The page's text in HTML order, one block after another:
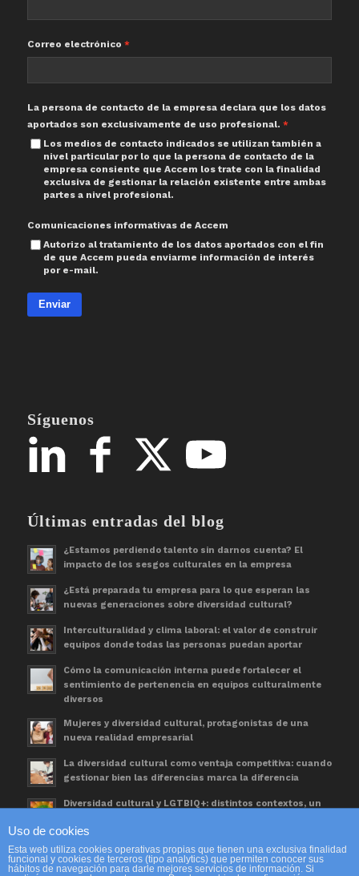
Correo electrónico
La persona de contacto de la empresa declara que los datos
aportados son exclusivamente de uso profesional.
Los medios de contacto indicados se utilizan también a
nivel particular por lo que la persona de contacto de la
empresa consiente que Accem los trate con la finalidad
exclusiva de gestionar la relación existente entre ambas
partes a nivel profesional.
Comunicaciones informativas de Accem
Autorizo al tratamiento de los datos aportados con el fin
de que Accem pueda enviarme información de interés
por e-mail.
Enviar
Síguenos
Últimas entradas del blog
¿Estamos perdiendo talento sin darnos cuenta? El
impacto de los sesgos culturales en la empresa
¿Está preparada tu empresa para lo que esperan las
nuevas generaciones sobre diversidad cultural?
Interculturalidad y clima laboral: el valor de construir
equipos donde todas las personas puedan aportar
Cómo la comunicación interna puede fortalecer el
sentimiento de pertenencia en equipos culturalmente
diversos
Mujeres y diversidad cultural, protagonistas de una
nueva realidad empresarial
La diversidad cultural como ventaja competitiva: cuando
gestionar bien las diferencias marca la diferencia
Diversidad cultural y LGTBIQ+: distintos contextos, un
Día Mundial de las Personas Refugiadas. Una
oportunidad para avanzar en diversidad cultural
Uso de cookies
Esta web utiliza cookies operativas propias que tienen una exclusiva finalidad
funcional y cookies de terceros (tipo analytics) que permiten conocer sus
hábitos de navegación para darle mejores servicios de información. Si